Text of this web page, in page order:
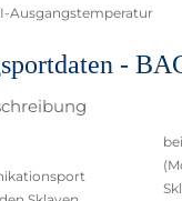
Ausgangstemperatur
-